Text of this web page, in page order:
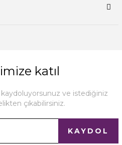
katıl
kaydoluyorsunuz ve istediğiniz
çıkabilirsiniz.
KAYDOL